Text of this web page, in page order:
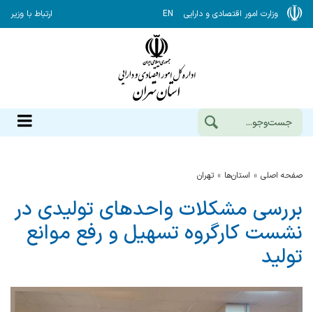
وزارت امور اقتصادی و دارایی EN ارتباط با وزیر
صفحه اصلی استان‌ها تهران
بررسی مشکلات واحدهای تولیدی در
نشست کارگروه تسهیل و رفع موانع
تولید